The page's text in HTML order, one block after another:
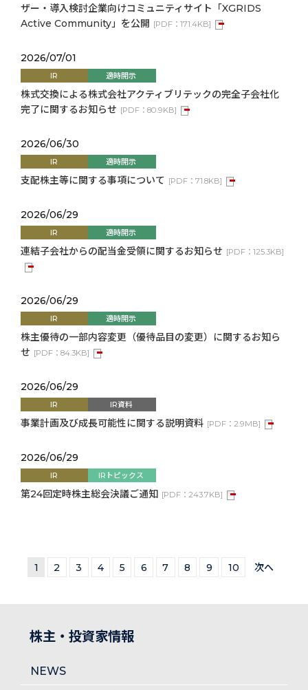
ザー・導入検討企業向けコミュニティサイト「XGRIDS
Active Community」を公開 [PDF： 171.4KB]
2026/07/01
IR 適時開示
株式交換による株式会社アクティブリテックの完全子会社化
完了に関するお知らせ [PDF： 80.9KB]
2026/06/30
IR 適時開示
支配株主等に関する事項について [PDF： 71.8KB]
2026/06/29
IR 適時開示
連結子会社からの配当金受領に関するお知らせ [PDF： 125.3KB]
2026/06/29
IR 適時開示
株主優待の一部内容変更（優待品目の変更）に関するお知ら
せ [PDF： 84.3KB]
2026/06/29
IR IR資料
事業計画及び成長可能性に関する説明資料 [PDF： 2.9MB]
2026/06/29
IR IRトピックス
第24回定時株主総会決議ご通知 [PDF： 243.7KB]
1 2 3 4 5 6 7 8 9 10 次へ
株主・投資家情報
NEWS